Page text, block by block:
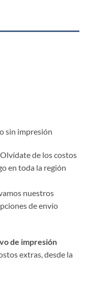
sin impresión
Olvídate de los costos
en toda la región
nuestros
de envío
de impresión
extras, desde la